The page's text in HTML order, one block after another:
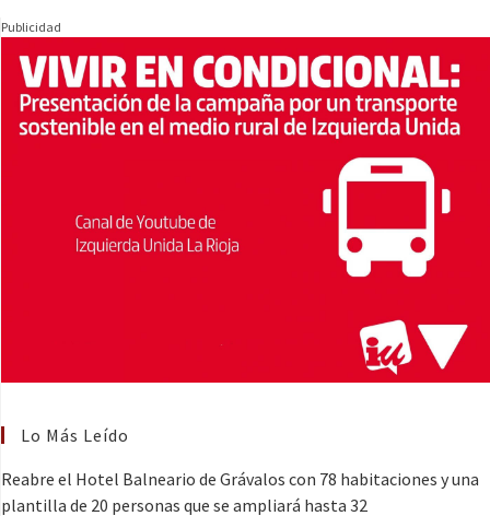
Publicidad
Lo Más Leído
Reabre el Hotel Balneario de Grávalos con 78 habitaciones y una
plantilla de 20 personas que se ampliará hasta 32